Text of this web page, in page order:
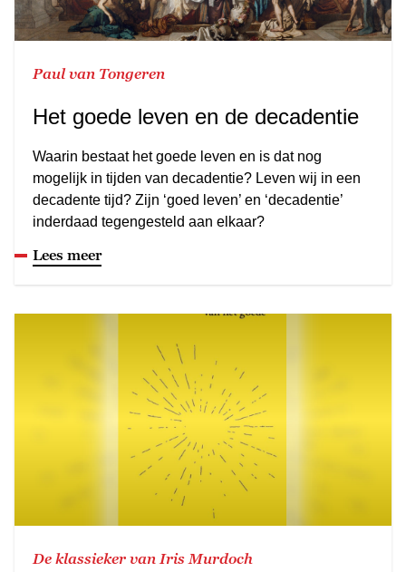
Paul van Tongeren
Het goede leven en de decadentie
Waarin bestaat het goede leven en is dat nog
mogelijk in tijden van decadentie? Leven wij in een
decadente tijd? Zijn ‘goed leven’ en ‘decadentie’
inderdaad tegengesteld aan elkaar?
Lees meer
De klassieker van Iris Murdoch